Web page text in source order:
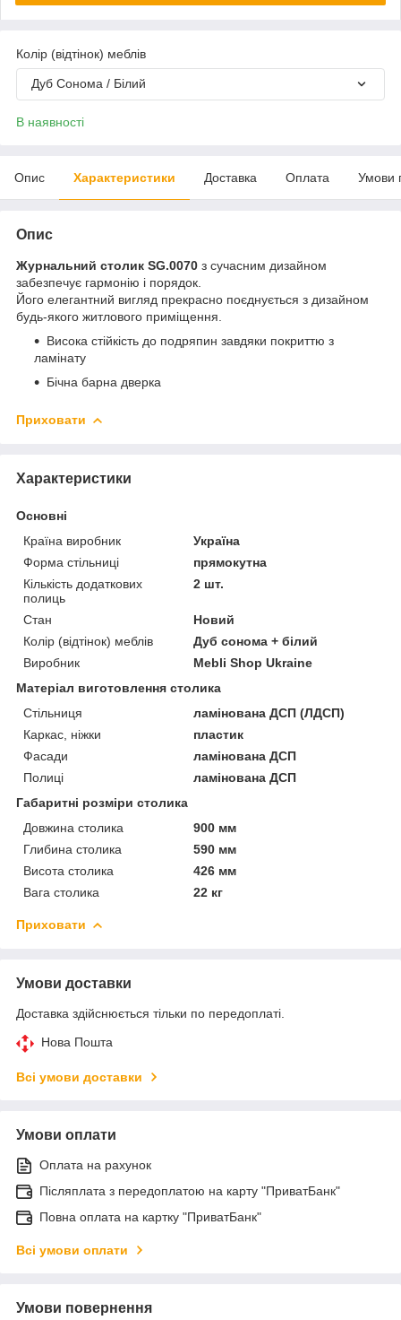
Колір (відтінок) меблів
Дуб Сонома / Білий
В наявності
Опис Характеристики Доставка Оплата Умови
Опис
Журнальний столик SG.0070 з сучасним дизайном
забезпечує гармонію і порядок.
Його елегантний вигляд прекрасно поєднується з дизайном
будь-якого житлового приміщення.
Висока стійкість до подряпин завдяки покриттю з
ламінату
Бічна барна дверка
Приховати
Характеристики
Основні
Країна виробник
Україна
Форма стільниці
прямокутна
Кількість додаткових
полиць
2 шт.
Стан
Новий
Колір (відтінок) меблів
Дуб сонома + білий
Виробник
Mebli Shop Ukraine
Матеріал виготовлення столика
Стільниця
ламінована ДСП (ЛДСП)
Каркас, ніжки
пластик
Фасади
ламінована ДСП
Полиці
ламінована ДСП
Габаритні розміри столика
Довжина столика
900 мм
Глибина столика
590 мм
Висота столика
426 мм
Вага столика
22 кг
Приховати
Умови доставки
Доставка здійснюється тільки по передоплаті.
Нова Пошта
Всі умови доставки
Умови оплати
Оплата на рахунок
Післяплата з передоплатою на карту "ПриватБанк"
Повна оплата на картку "ПриватБанк"
Всі умови оплати
Умови повернення